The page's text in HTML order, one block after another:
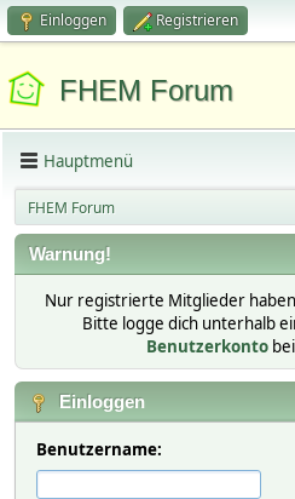
Einloggen Registrieren
FHEM Forum
Hauptmenü
FHEM Forum
Warnung!
Nur registrierte Mitglieder
Bitte logge dich unterhalb
Benutzerkonto
Einloggen
Benutzername: